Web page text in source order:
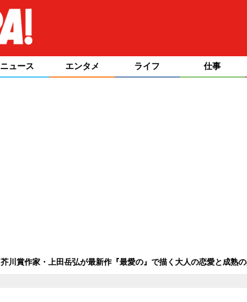
ニュース エンタメ ライフ 仕事
芥川賞作家・上田岳弘が最新作『最愛の』で描く大人の恋愛と成熟